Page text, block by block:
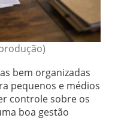
bem organizadas
pequenos e médios
controle sobre os
boa gestão